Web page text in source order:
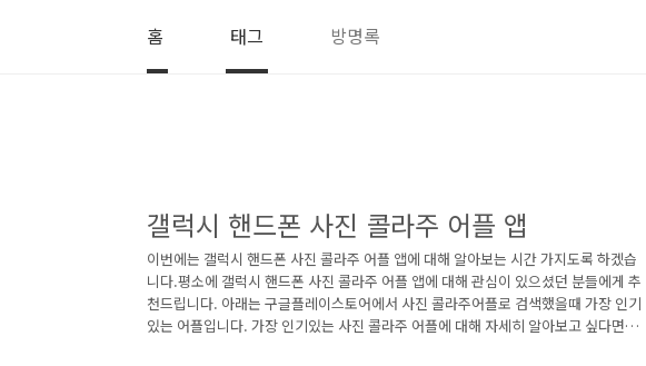
홈 태그 방명록
갤럭시 핸드폰 사진 콜라주 어플 앱
이번에는 갤럭시 핸드폰 사진 콜라주 어플 앱에 대해 알아보는 시간 가지도록 하겠습
니다.평소에 갤럭시 핸드폰 사진 콜라주 어플 앱에 대해 관심이 있으셨던 분들에게 추
천드립니다. 아래는 구글플레이스토어에서 사진 콜라주어플로 검색했을때 가장 인기
있는 어플입니다. 가장 인기있는 사진 콜라주 어플에 대해 자세히 알아보고 싶다면 따